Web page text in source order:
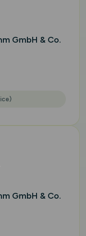
GmbH & Co.
GmbH & Co.